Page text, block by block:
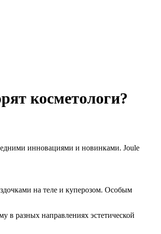
косметологи?
инновациями и новинками. Joule
на теле и куперозом. Особым
в разных направлениях эстетической